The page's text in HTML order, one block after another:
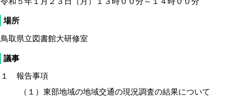
場所
鳥取県立図書館大研修室
議事
１ 報告事項
（１）東部地域の地域交通の現況調査の結果について